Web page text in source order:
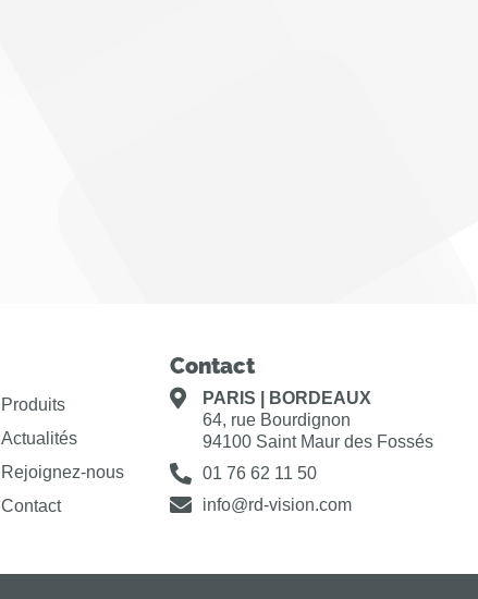
Produits
Actualités
Rejoignez-nous
Contact
Contact
PARIS | BORDEAUX
64, rue Bourdignon
94100 Saint Maur des Fossés
01 76 62 11 50
info@rd-vision.com